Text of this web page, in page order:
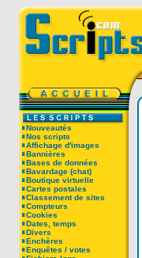
Nouveautés
Nos scripts
Affichage d'images
Bannières
Bases de données
Bavardage (chat)
Boutique virtuelle
Cartes postales
Classement de sites
Compteurs
Cookies
Dates, temps
Divers
Enchères
Enquêtes / votes